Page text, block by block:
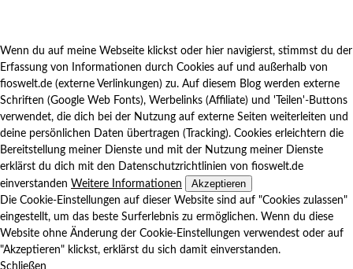
Wenn du auf meine Webseite klickst oder hier navigierst, stimmst du der
Erfassung von Informationen durch Cookies auf und außerhalb von
fioswelt.de (externe Verlinkungen) zu. Auf diesem Blog werden externe
Schriften (Google Web Fonts), Werbelinks (Affiliate) und 'Teilen'-Buttons
verwendet, die dich bei der Nutzung auf externe Seiten weiterleiten und
deine persönlichen Daten übertragen (Tracking). Cookies erleichtern die
Bereitstellung meiner Dienste und mit der Nutzung meiner Dienste
erklärst du dich mit den Datenschutzrichtlinien von fioswelt.de
einverstanden Weitere Informationen Akzeptieren
Die Cookie-Einstellungen auf dieser Website sind auf "Cookies zulassen"
eingestellt, um das beste Surferlebnis zu ermöglichen. Wenn du diese
Website ohne Änderung der Cookie-Einstellungen verwendest oder auf
"Akzeptieren" klickst, erklärst du sich damit einverstanden.
Schließen